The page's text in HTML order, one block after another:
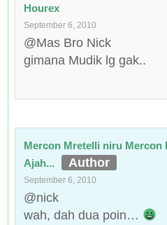
Hourex
September 6, 2010
@Mas Bro Nick
gimana Mudik lg gak..
Mercon Mretelli niru Mercon
Ajah...
September 6, 2010
@nick
wah, dah dua poin…